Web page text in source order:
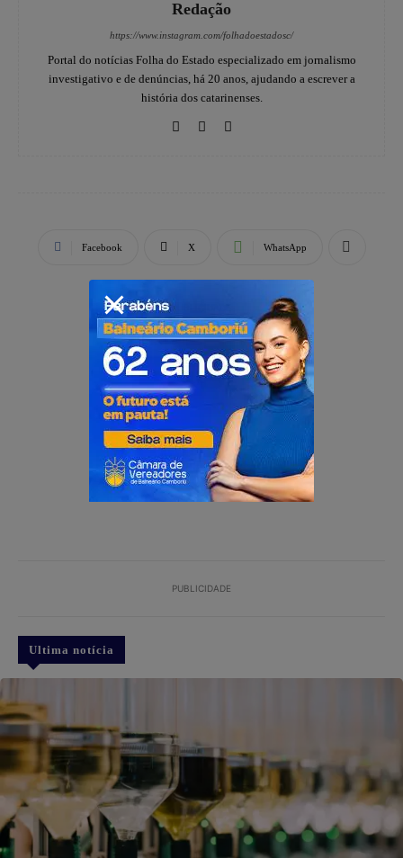
Redação
https://www.instagram.com/folhadoestadosc/
Portal do notícias Folha do Estado especializado em jornalismo
investigativo e de denúncias, há 20 anos, ajudando a escrever a
história dos catarinenses.
Facebook X WhatsApp
PUBLICIDADE
PUBLICIDADE
Ultima notícia